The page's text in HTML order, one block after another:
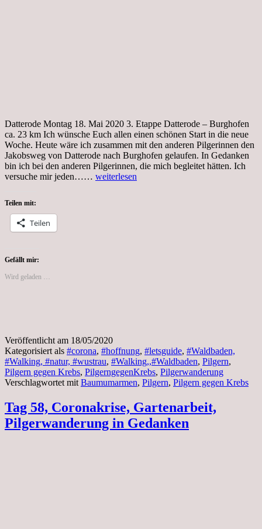
Datterode Montag 18. Mai 2020 3. Etappe Datterode – Burghofen
ca. 23 km Ich wünsche Euch allen einen schönen Start in die neue
Woche. Heute wäre ich zusammen mit den anderen Pilgerinnen den
Jakobsweg von Datterode nach Burghofen gelaufen. In Gedanken
bin ich bei den anderen Pilgerinnen, die mich begleitet hätten. Ich
versuche mir jeden…… Tag
weiterlesen
Teilen mit:
Teilen
Gefällt mir:
Wird geladen …
Veröffentlicht am 18/05/2020
Kategorisiert als #corona, #hoffnung, #letsguide, #Waldbaden,
#Walking, #natur, #wustrau, #Walking,,#Waldbaden, Pilgern,
Pilgern gegen Krebs, PilgerngegenKrebs, Pilgerwanderung
Verschlagwortet mit Baumumarmen, Pilgern, Pilgern gegen Krebs
Tag 58, Coronakrise, Gartenarbeit,
Pilgerwanderung in Gedanken